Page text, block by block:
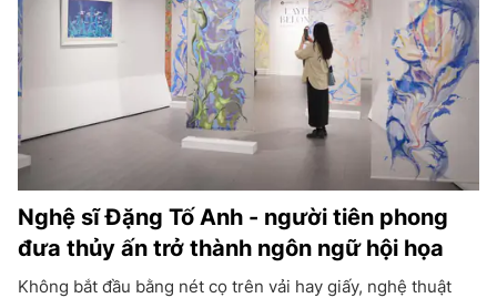
Nghệ sĩ Đặng Tố Anh - người tiên phong
đưa thủy ấn trở thành ngôn ngữ hội họa
Không bắt đầu bằng nét cọ trên vải hay giấy, nghệ thuật